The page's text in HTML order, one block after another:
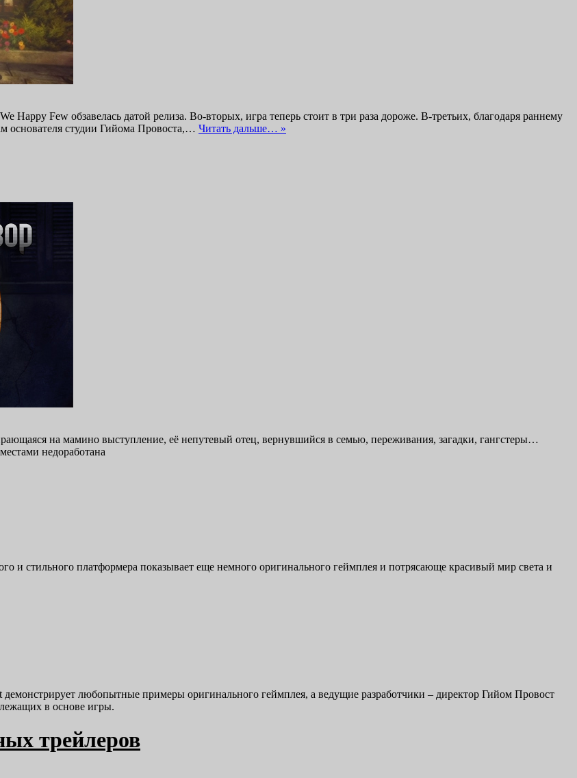
Happy Few обзавелась датой релиза. Во-вторых, игра теперь стоит в три раза дороже. В-третьих, благодаря раннему
основателя студии Гийома Провоста,… Читать дальше… »
на мамино выступление, её непутевый отец, вернувшийся в семью, переживания, загадки, гангстеры…
недоработана
и стильного платформера показывает еще немного оригинального геймплея и потрясающе красивый мир света и
демонстрирует любопытные примеры оригинального геймплея, а ведущие разработчики – директор Гийом Провост
в основе игры.
трейлеров